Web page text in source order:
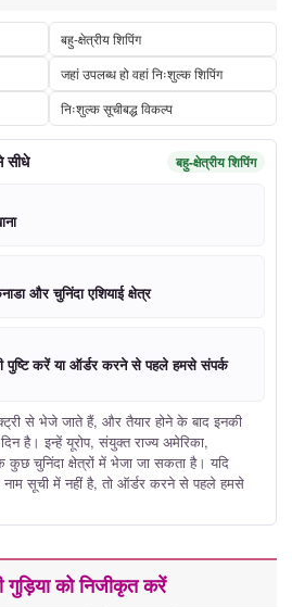
बहु-क्षेत्रीय शिपिंग
जहां उपलब्ध हो वहां निःशुल्क शिपिंग
निःशुल्क सूचीबद्ध विकल्प
सीधे बहु-क्षेत्रीय शिपिंग
और चुनिंदा एशियाई क्षेत्र
करें या ऑर्डर करने से पहले हमसे संपर्क
से भेजे जाते हैं, और तैयार होने के बाद इनकी
है। इन्हें यूरोप, संयुक्त राज्य अमेरिका,
चुनिंदा क्षेत्रों में भेजा जा सकता है। यदि
सूची में नहीं है, तो ऑर्डर करने से पहले हमसे
गुड़िया को निजीकृत करें